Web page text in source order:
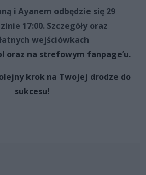
i Ayanem odbędzie się 29
17:00. Szczegóły oraz
wejściówkach
oraz na strefowym fanpage’u.
krok na Twojej drodze do
sukcesu!